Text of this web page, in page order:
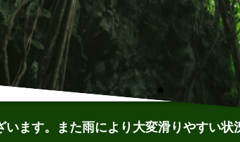
ます。また雨により大変滑りやすい状